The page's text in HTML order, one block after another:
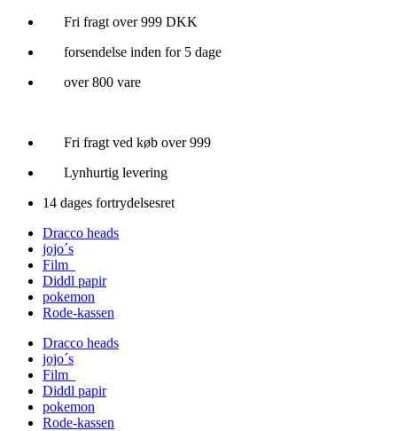
Videre
indhold
Fri fragt over 999 DKK
forsendelse inden for 5 dage
over 800 vare
Fri fragt ved køb over 999
Lynhurtig levering
14 dages fortrydelsesret
Dracco heads
jojo´s
Film
Diddl papir
pokemon
Rode-kassen
Dracco heads
jojo´s
Film
Diddl papir
pokemon
Rode-kassen